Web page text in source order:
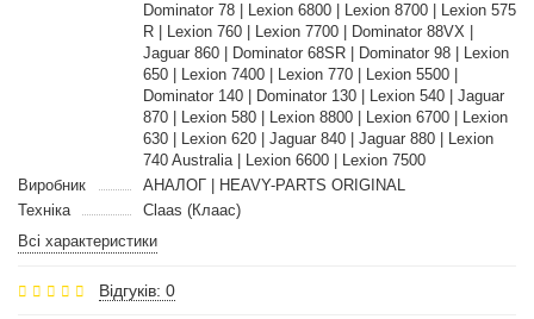
Dominator 78 | Lexion 6800 | Lexion 8700 | Lexion 575
R | Lexion 760 | Lexion 7700 | Dominator 88VX |
Jaguar 860 | Dominator 68SR | Dominator 98 | Lexion
650 | Lexion 7400 | Lexion 770 | Lexion 5500 |
Dominator 140 | Dominator 130 | Lexion 540 | Jaguar
870 | Lexion 580 | Lexion 8800 | Lexion 6700 | Lexion
630 | Lexion 620 | Jaguar 840 | Jaguar 880 | Lexion
740 Australia | Lexion 6600 | Lexion 7500
Виробник
АНАЛОГ | HEAVY-PARTS ORIGINAL
Техніка
Claas (Клаас)
Всі характеристики
Відгуків: 0